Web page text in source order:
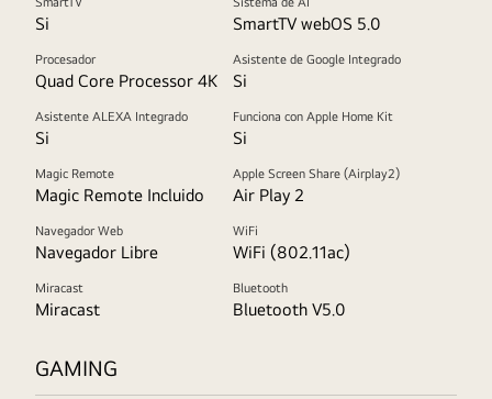
Si SmartTV webOS 5.0
Procesador
Quad Core Processor 4K
Asistente de Google Integrado
Si
Asistente ALEXA Integrado
Si
Funciona con Apple Home Kit
Si
Magic Remote
Magic Remote Incluido
Apple Screen Share (Airplay2)
Air Play 2
Navegador Web
Navegador Libre
WiFi
WiFi (802.11ac)
Miracast
Miracast
Bluetooth
Bluetooth V5.0
GAMING